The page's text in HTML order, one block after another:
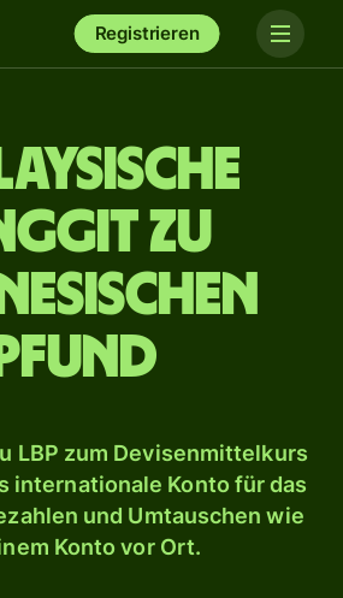
Registrieren
zu
Pfund
LBP zum Devisenmittelkurs
internationale Konto für das
und Umtauschen wie
Konto vor Ort.